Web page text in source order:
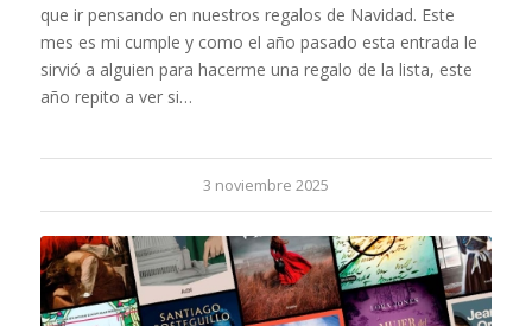
que ir pensando en nuestros regalos de Navidad. Este
mes es mi cumple y como el año pasado esta entrada le
sirvió a alguien para hacerme una regalo de la lista, este
año repito a ver si…
3 noviembre 2025